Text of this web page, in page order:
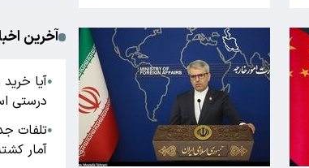
آخرین
●آیا
درستی
●تلفات
آمار